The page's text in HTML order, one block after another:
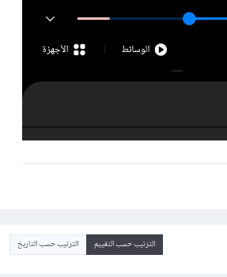
الترتيب حسب التقييم الترتيب حسب التاريخ